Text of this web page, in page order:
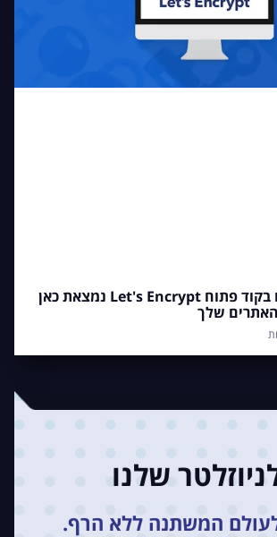
רשות האישורים בקוד פתוח Let's Encrypt נמצאת כאן
שלך
שלנו
לעולם המשתנה ללא הרף.